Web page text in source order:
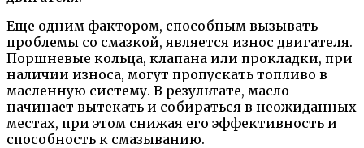
Еще одним фактором, способным вызывать
проблемы со смазкой, является износ двигателя.
Поршневые кольца, клапана или прокладки, при
наличии износа, могут пропускать топливо в
масленную систему. В результате, масло
начинает вытекать и собираться в неожиданных
местах, при этом снижая его эффективность и
способность к смазыванию.